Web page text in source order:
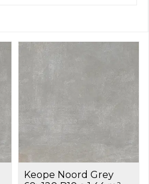
Keope Noord Grey